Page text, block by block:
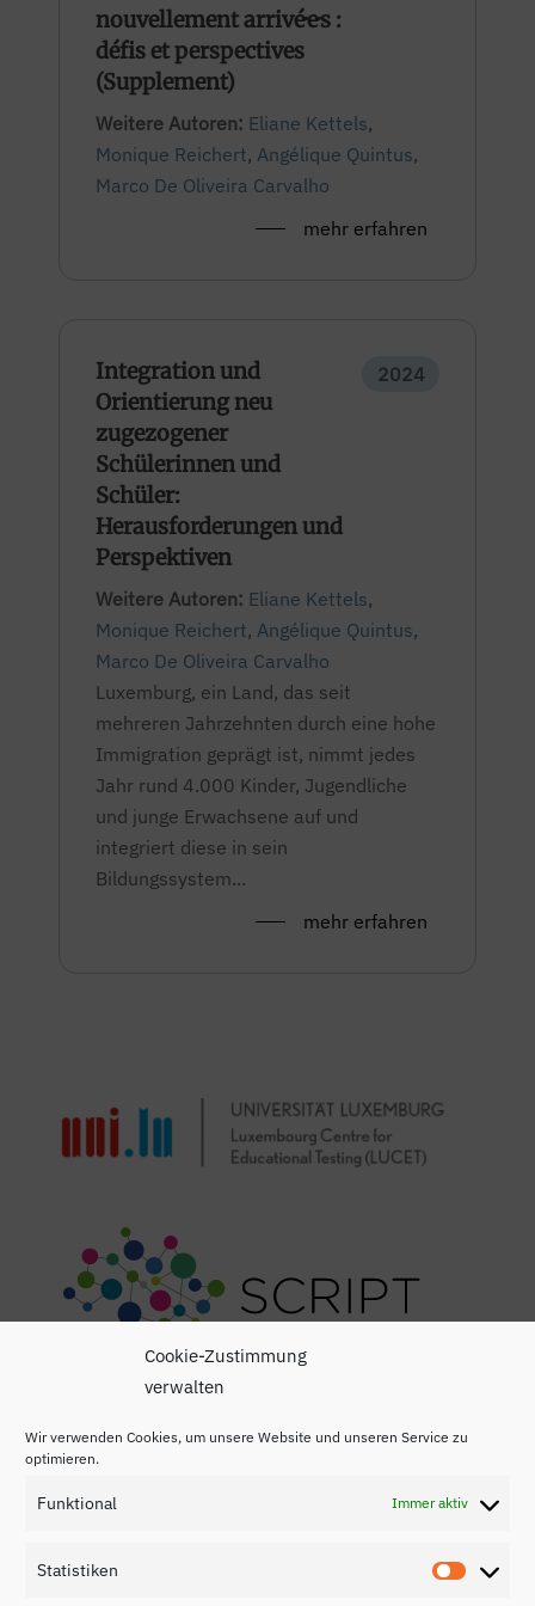
Cookie-Zustimmung
verwalten
Wir verwenden Cookies, um unsere Website und unseren Service zu
optimieren.
Funktional Immer aktiv
Statistiken
nouvellement arrivé·e·s :
défis et perspectives
(Supplement)
Weitere Autoren: Eliane Kettels,
Monique Reichert, Angélique Quintus,
Marco De Oliveira Carvalho
mehr erfahren
Integration und
Orientierung neu
zugezogener
Schülerinnen und
Schüler:
Herausforderungen und
Perspektiven
2024
Weitere Autoren: Eliane Kettels,
Monique Reichert, Angélique Quintus,
Marco De Oliveira Carvalho
Luxemburg, ein Land, das seit
mehreren Jahrzehnten durch eine hohe
Immigration geprägt ist, nimmt jedes
Jahr rund 4.000 Kinder, Jugendliche
und junge Erwachsene auf und
integriert diese in sein
Bildungssystem...
mehr erfahren
Impressum